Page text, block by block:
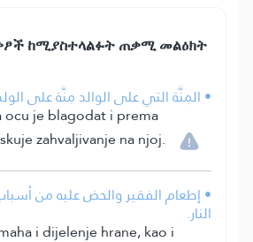
ከሚያስተላልፉት ጠቃሚ መልዕክት
• المِنَّة التي على الوالد مِنَّة على
je blagodat i prema
zahvaljivanje na njoj.
• إطعام الفقير والحض عليه من
النار.
i dijelenje hrane, kao i